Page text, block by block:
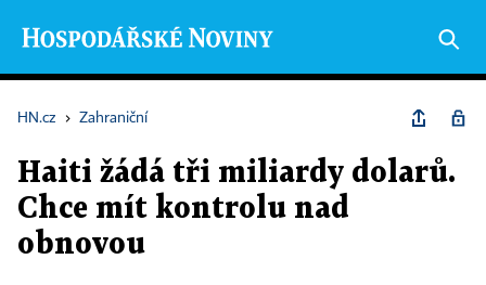
HN.cz › Zahraniční
Haiti žádá tři miliardy dolarů.
Chce mít kontrolu nad
obnovou